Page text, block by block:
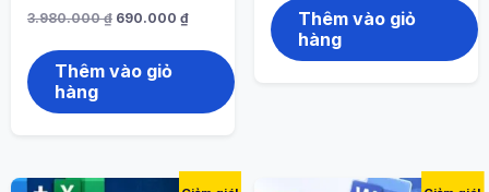
3.980.000₫ 690.000 ₫
Thêm vào giỏ
hàng
Thêm vào giỏ
hàng